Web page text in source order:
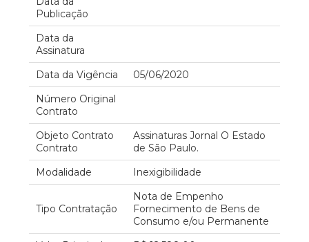
Publicação
Data da
Assinatura
Data da Vigência
05/06/2020
Número Original
Contrato
Objeto Contrato
Contrato
Assinaturas Jornal O Estado
de São Paulo.
Modalidade
Inexigibilidade
Tipo Contratação
Nota de Empenho
Fornecimento de Bens de
Consumo e/ou Permanente